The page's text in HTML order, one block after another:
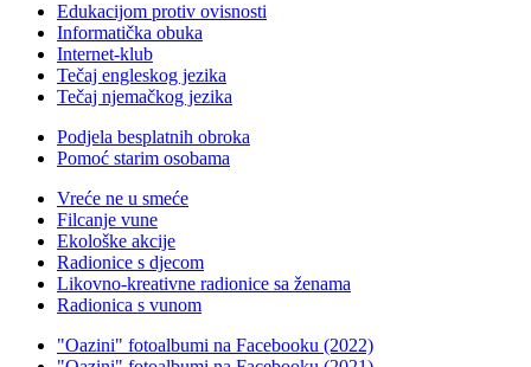
Edukacijom protiv ovisnosti
Informatička obuka
Internet-klub
Tečaj engleskog jezika
Tečaj njemačkog jezika
Podjela besplatnih obroka
Pomoć starim osobama
Vreće ne u smeće
Filcanje vune
Ekološke akcije
Radionice s djecom
Likovno-kreativne radionice sa ženama
Radionica s vunom
"Oazini" fotoalbumi na Facebooku (2022)